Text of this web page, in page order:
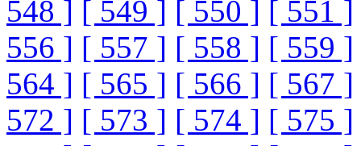
548 ] [ 549 ] [ 550 ] [ 551 ]
556 ] [ 557 ] [ 558 ] [ 559 ]
564 ] [ 565 ] [ 566 ] [ 567 ]
572 ] [ 573 ] [ 574 ] [ 575 ]